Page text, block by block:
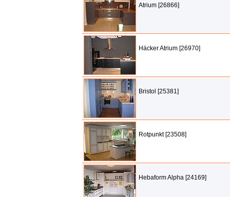
Atrium [26866]
Häcker Atrium [26970]
Bristol [25381]
Rotpunkt [23508]
Hebaform Alpha [24169]